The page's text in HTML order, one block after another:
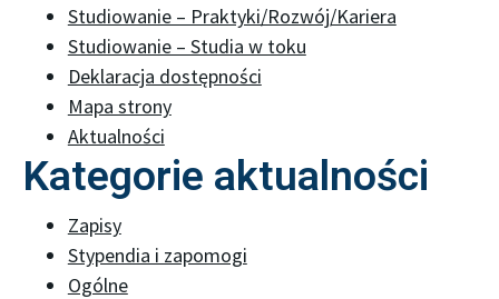
Studiowanie – Praktyki/Rozwój/Kariera
Studiowanie – Studia w toku
Deklaracja dostępności
Mapa strony
Aktualności
Kategorie aktualności
Zapisy
Stypendia i zapomogi
Ogólne